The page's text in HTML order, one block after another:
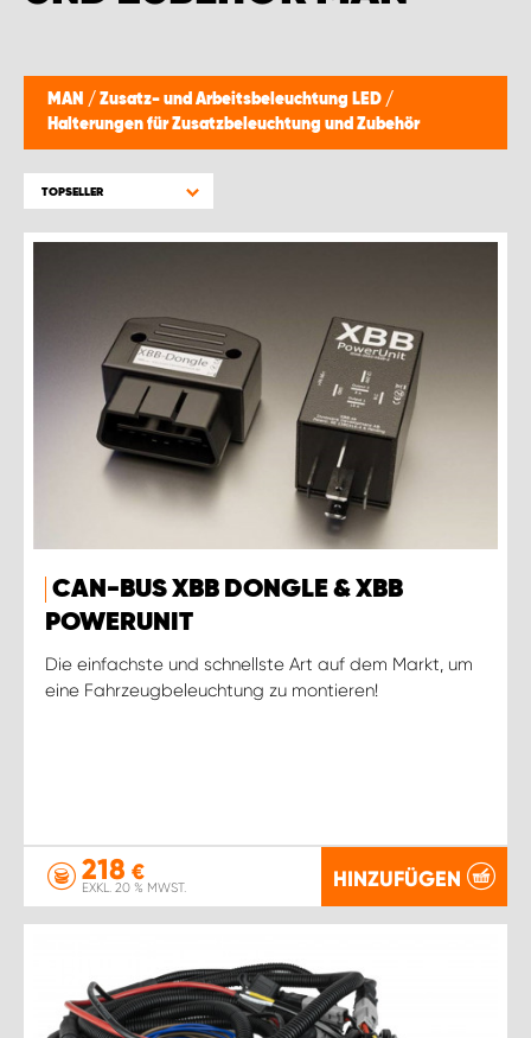
MAN / Zusatz- und Arbeitsbeleuchtung LED /
Halterungen für Zusatzbeleuchtung und Zubehör
TOPSELLER
CAN-BUS XBB DONGLE & XBB
POWERUNIT
Die einfachste und schnellste Art auf dem Markt, um
eine Fahrzeugbeleuchtung zu montieren!
218 €
EXKL. 20 % MWST. HINZUFÜGEN
MONTAGEPARTNER WIEN 1230
SCHAURAUM ÖSTERREICH